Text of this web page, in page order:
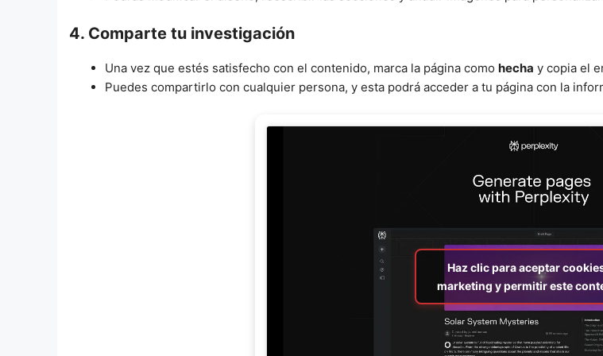
4. Comparte tu investigación
Una vez que estés satisfecho con el contenido, marca la página como hecha y copia el
Puedes compartirlo con cualquier persona, y esta podrá acceder a tu página con la
Haz clic para aceptar
marketing y permitir este